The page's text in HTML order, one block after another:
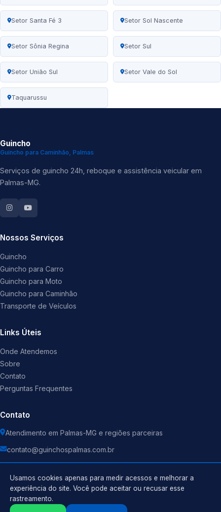
Setor Santa Fé 3 Setor Sol Nascente
Setor Sônia Regina Setor Sul
Setor União Sul Setor Vale do Sol
Taquarussu
Guincho
Guincho para Caminhão, Palmas
Serviços de guincho 24h, reboque e assistência veicular em
Palmas-MG.
Nossos Serviços
Guincho
Guincho para Carro
Guincho para Moto
Guincho para Caminhão
Transporte de Veículos
Links Úteis
Onde Atendemos
Sobre
Contato
Perguntas Frequentes
Contato
Atendimento em Palmas-MG e regiões parceiras
contato@guinchospalmas.com.br
Usamos cookies apenas para medir acessos e melhorar a
experiência do site. Você pode aceitar ou recusar esse
rastreamento.